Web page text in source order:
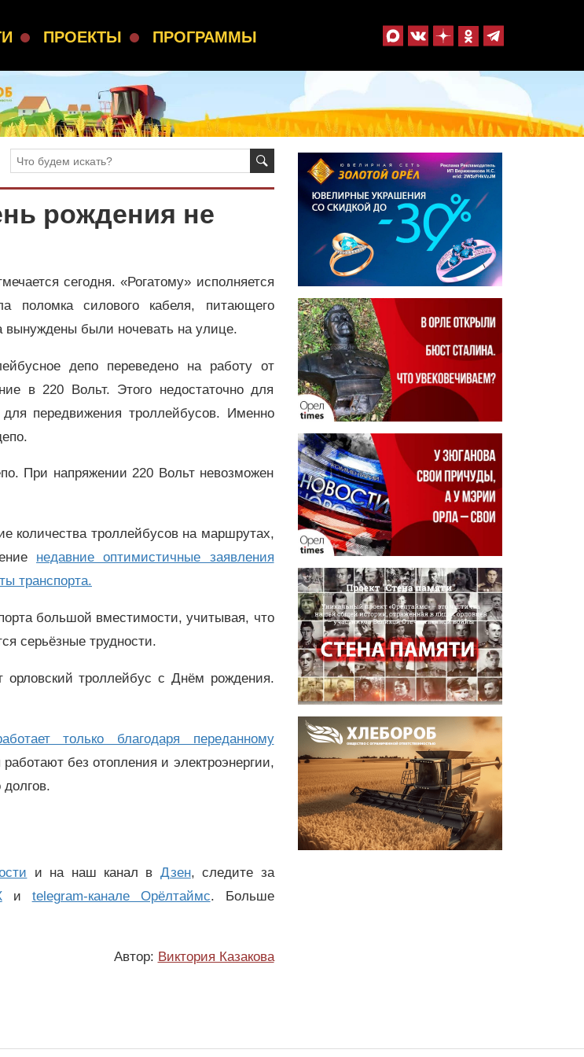
ПРОЕКТЫ ПРОГРАММЫ
рождения не
сегодня. «Рогатому» исполняется
поломка силового кабеля, питающего
вынуждены были ночевать на улице.
депо переведено на работу от
в 220 Вольт. Этого недостаточно для
передвижения троллейбусов. Именно
При напряжении 220 Вольт невозможен
количества троллейбусов на маршрутах,
недавние оптимистичные заявления
транспорта.
большой вместимости, учитывая, что
серьёзные трудности.
орловский троллейбус с Днём рождения.
только благодаря переданному
без отопления и электроэнергии,
долгов.
и на наш канал в Дзен, следите за
и telegram-канале Орёлтаймс. Больше
Автор: Виктория Казакова